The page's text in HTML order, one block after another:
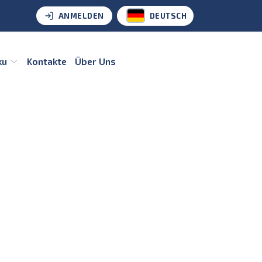
ANMELDEN DEUTSCH
Kontakte Über Uns